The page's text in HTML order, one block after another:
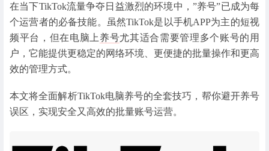
在当下TikTok流量争夺日益激烈的环境中，”养号”已成为每
个运营者的必备技能。虽然TikTok是以手机APP为主的短视
频平台，但在电脑上 养号尤其适合需要管理多个账号的用
户，它能提供更稳定的网络环境、更便捷的批量操作和更高
效的管理方式。
本文将全面解析TikTok电脑养号的全套技巧，帮你避开养号
误区，实现安全又高效的批量账号运营。